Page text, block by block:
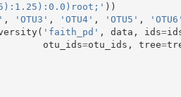
))
, 'OTU3' , 'OTU4' , 'OTU5' , 'OTU6'
( 'faith_pd' , data , ids=
otu_ids=otu_ids , tree=